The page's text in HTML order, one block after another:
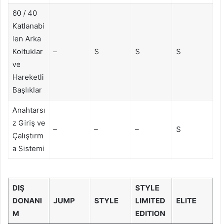
60 / 40
Katlanabi
len Arka
Koltuklar
ve
Hareketli
Başlıklar
– S S S
Anahtarsı
z Giriş ve
Çalıştırm
a Sistemi
– – – S
DIŞ
DONANI
M
JUMP STYLE
STYLE
LIMITED
EDITION
ELITE